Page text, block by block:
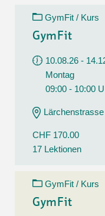
GymFit / Kurs
GymFit
10.08.26 -
Montag
09:00 - 10:00
CHF 170.00
17 Lektionen
GymFit / Kurs
GymFit